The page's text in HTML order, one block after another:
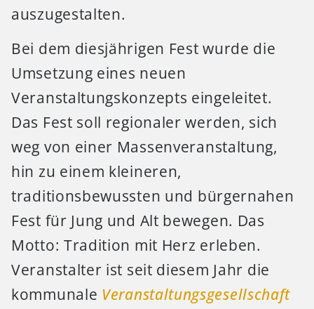
auszugestalten.
Bei dem diesjährigen Fest wurde die
Umsetzung eines neuen
Veranstaltungskonzepts eingeleitet.
Das Fest soll regionaler werden, sich
weg von einer Massenveranstaltung,
hin zu einem kleineren,
traditionsbewussten und bürgernahen
Fest für Jung und Alt bewegen. Das
Motto: Tradition mit Herz erleben.
Veranstalter ist seit diesem Jahr die
kommunale Veranstaltungsgesellschaft